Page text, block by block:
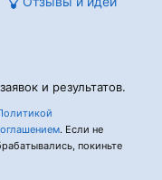
и результатов.
. Если не
покиньте